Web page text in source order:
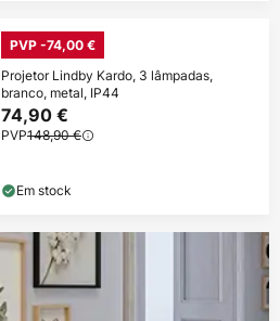
PVP -74,00 €
Projetor Lindby Kardo, 3 lâmpadas,
branco, metal, IP44
74,90 €
PVP148,90 €
Em stock